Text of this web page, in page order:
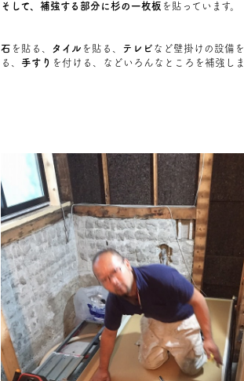
そして、補強する部分に杉の一枚板 を貼っています。
石 を貼る、 タイル を貼る、 テレビ など壁掛けの設備
る、
手すり を付ける、などいろんなところを補強しま